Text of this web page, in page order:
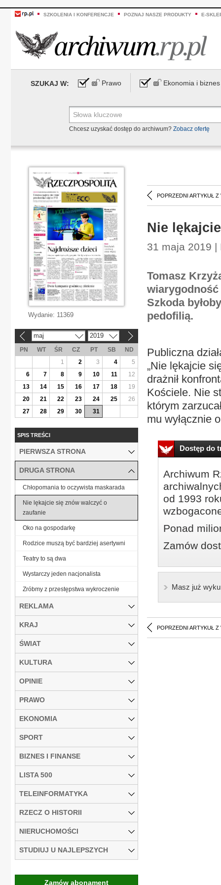
SZKOLENIA I KONFERENCJE POZNAJ NASZE PRODUKTY E-
SZUKAJ W: Prawo Ekonomia i biznes
Chcesz uzyskać dostęp do archiwum? Zobacz ofertę
POPRZEDNI ARTYKUŁ Z
Nie
31 maja 2019 |
Tomasz
Szkoda
pedofilią.
Publiczna
„Nie lękajcie
drażnił
Kościele. Nie
którym
mu wyłącznie
Dostęp do
Archiwum
od 1993
Ponad
Zamów
Masz już
POPRZEDNI ARTYKUŁ Z
Wydanie: 11369
maj 2019
PN WT ŚR CZ PT SB
ND
1
2 3 4
5
6
7 8 9 10 11
12
13
14 15 16 17 18
19
20
21 22 23 24 25
26
27
28 29 30 31
SPIS TREŚCI
PIERWSZA STRONA
DRUGA STRONA
Chłopomania to oczywista maskarada
Nie lękajcie się znów walczyć o
zaufanie
Oko na gospodarkę
Rodzice muszą być bardziej asertywni
Teatry to są dwa
Wystarczy jeden nacjonalista
Zróbmy z przestępstwa wykroczenie
REKLAMA
KRAJ
ŚWIAT
KULTURA
OPINIE
PRAWO
EKONOMIA
SPORT
BIZNES I FINANSE
LISTA 500
TELEINFORMATYKA
RZECZ O HISTORII
NIERUCHOMOŚCI
STUDIUJ U NAJLEPSZYCH
Zamów abonament